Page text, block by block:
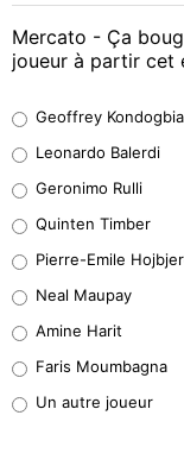
Mercato - Ça
joueur à partir cet
38%
32%
5%
1%
9%
Geoffrey Kondogbia
Leonardo Balerdi
Geronimo Rulli
Quinten Timber
Pierre-Emile
Neal Maupay
Amine Harit
Faris Moumbagna
Un autre joueur